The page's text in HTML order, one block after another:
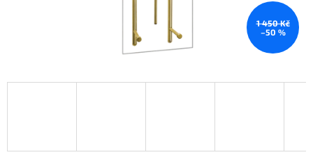
1 450 Kč
–50 %